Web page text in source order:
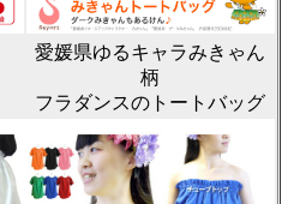
愛媛県ゆるキャラみきゃん
柄
フラダンスのトートバッグ